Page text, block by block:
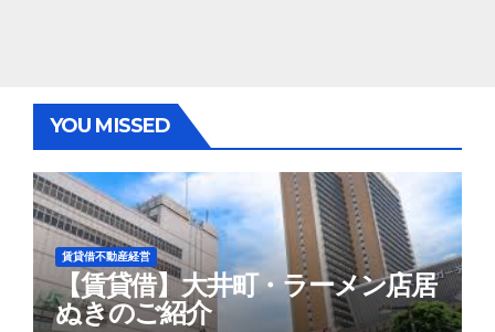
YOU MISSED
賃貸借不動産経営
【賃貸借】大井町・ラーメン店居
ぬきのご紹介